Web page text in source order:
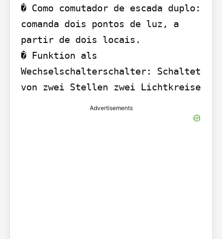
� Como comutador de escada duplo:
comanda dois pontos de luz, a
partir de dois locais.
� Funktion als
Wechselschalterschalter: Schaltet
von zwei Stellen zwei Lichtkreise
Advertisements